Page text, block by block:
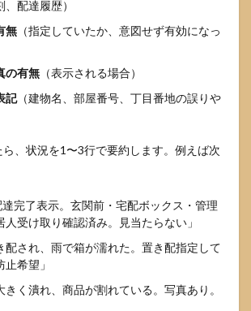
、配達履歴）
無 （指定していたか、意図せず有効になっ
の有無 （表示される場合）
記（建物名、部屋番号、丁目番地の誤りや
ら、状況を1〜3行で要約します。例えば次
達完了表示。玄関前・宅配ボックス・管理
人受け取り確認済み。見当たらない」
配され、雨で箱が濡れた。置き配指定して
希望」
きく潰れ、商品が割れている。写真あり。